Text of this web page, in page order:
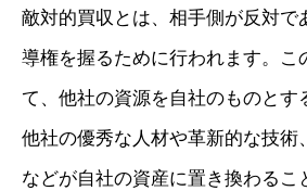
敵対的買収とは、相手側が反対で
導権を握るために行われます。こ
て、他社の資源を自社のものとす
他社の優秀な人材や革新的な技術
などが自社の資産に置き換わるこ